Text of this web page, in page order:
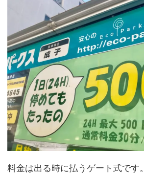
料金は出る時に払うゲート式です。